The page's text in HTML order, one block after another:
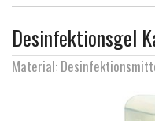
designline
Hygiene
Desinfektionsgel
Material: